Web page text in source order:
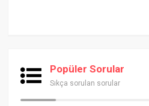
Popüler Sorular
Sıkça sorulan sorular